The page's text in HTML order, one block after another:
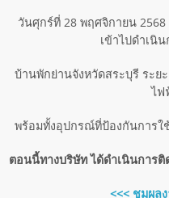
วันศุกร์ที่ 28 พฤศจิกายน
เข้าไปดำเนิ
บ้านพักย่านจังหวัดสระบุรี ระย
ไฟ
พร้อมทั้งอุปกรณ์ที่ป้องกันการใ
ตอนนี้ทางบริษัท ได้ดำเนินการ
<<< ชมผล